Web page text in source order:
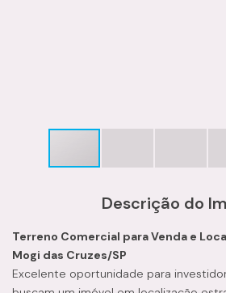
Descrição do
Terreno Comercial para Venda e
Mogi das Cruzes/SP
Excelente oportunidade para